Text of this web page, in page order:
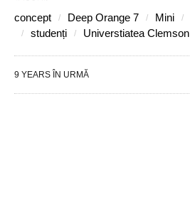
concept Deep Orange 7 Mini
studenți
Universtiatea Clemson
9 YEARS ÎN URMĂ